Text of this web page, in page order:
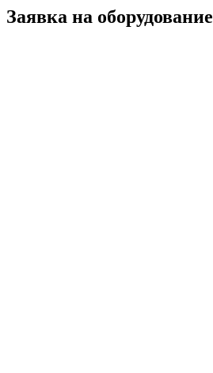
Заявка на оборудование